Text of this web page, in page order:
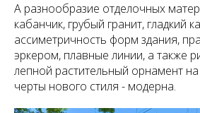
А разнообразие отделочных
кабанчик, грубый гранит, гладкий
ассиметричность форм здания,
эркером, плавные линии, а также
лепной растительный орнамент на
черты нового стиля - модерна.